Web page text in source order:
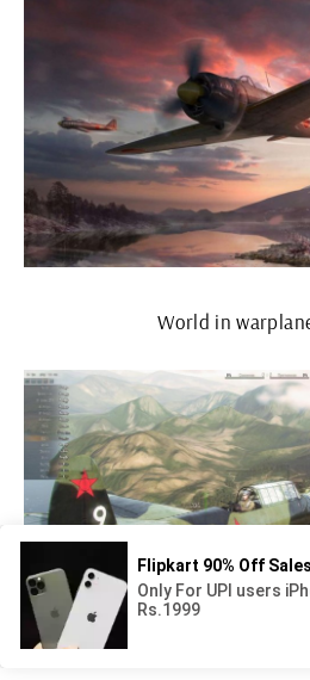
World in